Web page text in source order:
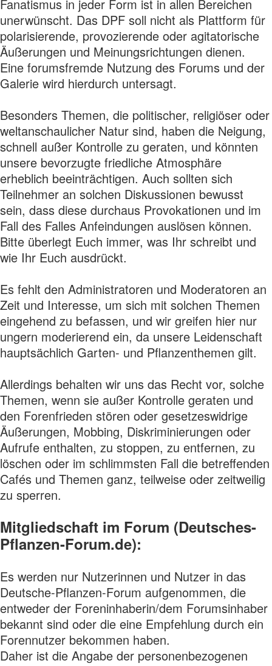
Fanatismus in jeder Form ist in allen Bereichen
unerwünscht. Das DPF soll nicht als Plattform für
polarisierende, provozierende oder agitatorische
Äußerungen und Meinungsrichtungen dienen.
Eine forumsfremde Nutzung des Forums und der
Galerie wird hierdurch untersagt.
Besonders Themen, die politischer, religiöser oder
weltanschaulicher Natur sind, haben die Neigung,
schnell außer Kontrolle zu geraten, und könnten
unsere bevorzugte friedliche Atmosphäre
erheblich beeinträchtigen. Auch sollten sich
Teilnehmer an solchen Diskussionen bewusst
sein, dass diese durchaus Provokationen und im
Fall des Falles Anfeindungen auslösen können.
Bitte überlegt Euch immer, was Ihr schreibt und
wie Ihr Euch ausdrückt.
Es fehlt den Administratoren und Moderatoren an
Zeit und Interesse, um sich mit solchen Themen
eingehend zu befassen, und wir greifen hier nur
ungern moderierend ein, da unsere Leidenschaft
hauptsächlich Garten- und Pflanzenthemen gilt.
Allerdings behalten wir uns das Recht vor, solche
Themen, wenn sie außer Kontrolle geraten und
den Forenfrieden stören oder gesetzeswidrige
Äußerungen, Mobbing, Diskriminierungen oder
Aufrufe enthalten, zu stoppen, zu entfernen, zu
löschen oder im schlimmsten Fall die betreffenden
Cafés und Themen ganz, teilweise oder zeitweilig
zu sperren.
Mitgliedschaft im Forum (Deutsches-
Pflanzen-Forum.de):
Es werden nur Nutzerinnen und Nutzer in das
Deutsche-Pflanzen-Forum aufgenommen, die
entweder der Foreninhaberin/dem Forumsinhaber
bekannt sind oder die eine Empfehlung durch ein
Forennutzer bekommen haben.
Daher ist die Angabe der personenbezogenen